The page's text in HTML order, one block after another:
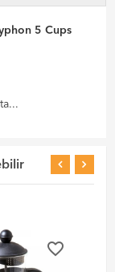
5 Cups
favorite_border